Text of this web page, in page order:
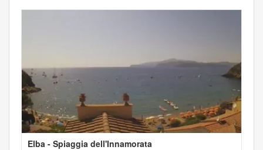
Elba - Spiaggia dell'Innamorata